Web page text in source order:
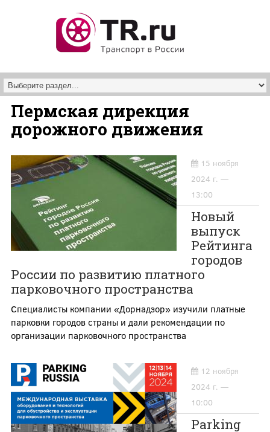
Пермская дирекция
дорожного движения
15 ноября
2024 г. —
13:00
Новый
выпуск
Рейтинга
городов
России по развитию платного
парковочного пространства
Специалисты компании «Дорнадзор» изучили платные
парковки городов страны и дали рекомендации по
организации парковочного пространства
12 ноября
2024 г. —
10:00
Parking